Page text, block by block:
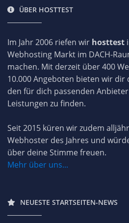
ÜBER HOSTTEST
Im Jahr 2006 riefen wir hosttest
Webhosting Markt im DACH-
machen. Mit derzeit über 400
10.000 Angeboten bieten wir dir
den für dich passenden
Leistungen zu finden.
Seit 2015 küren wir zudem
Webhoster des Jahres und
über deine Stimme freuen.
Mehr über uns...
NEUESTE STARTSEITEN-NEWS